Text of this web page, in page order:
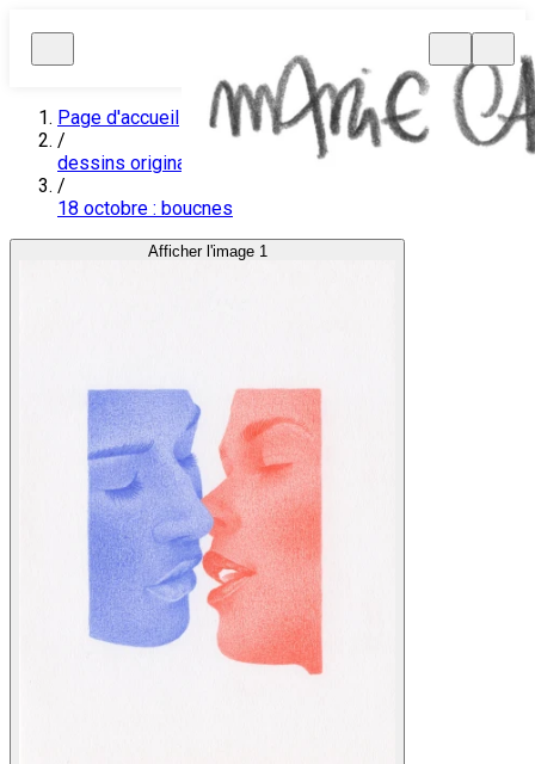
Page d'accueil
/
dessins originaux
/
18 octobre : bouches
Afficher l'image 1